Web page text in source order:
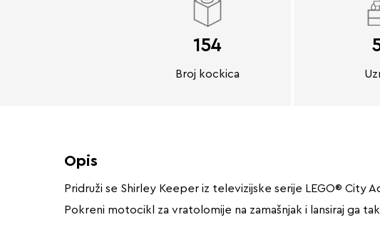
154
Broj kockica
Opis
Pridruži se Shirley Keeper iz televizijske serije LEGO® City
Pokreni motocikl za vratolomije na zamašnjak i lansiraj ga